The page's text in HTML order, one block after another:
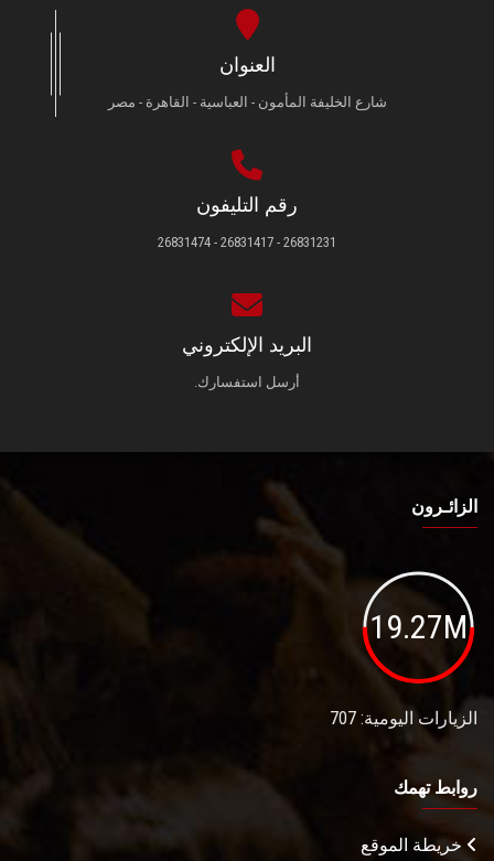
العنوان
شارع الخليفة المأمون - العباسية - القاهرة - مصر
رقم التليفون
26831231 - 26831417 - 26831474
البريد الإلكتروني
أرسل استفسارك.
الزائـرون
19.27M
الزيارات اليومية: 707
روابط تهمك
خريطة الموقع